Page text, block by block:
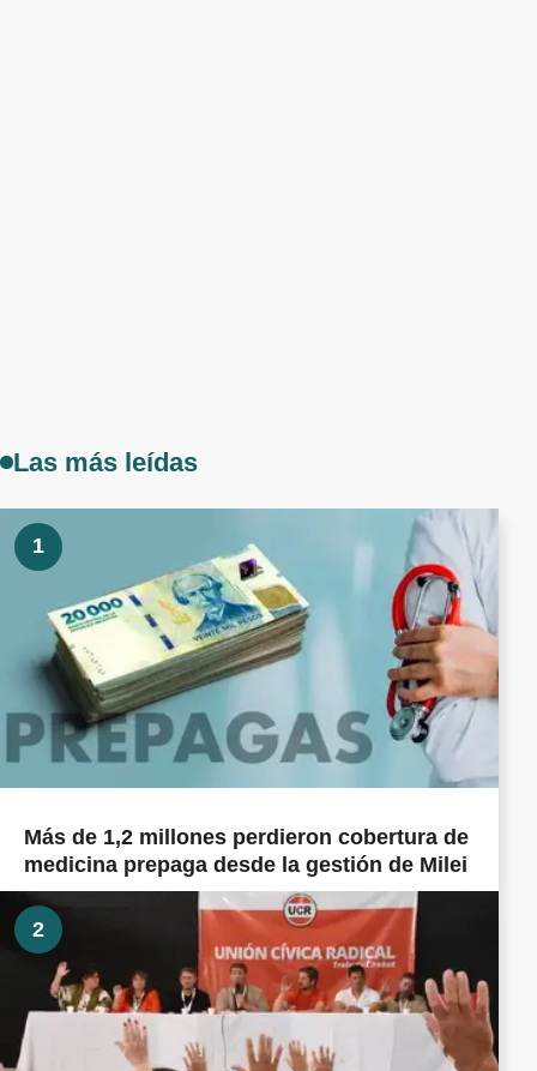
Las más leídas
1
Más de 1,2 millones perdieron cobertura de
medicina prepaga desde la gestión de Milei
2